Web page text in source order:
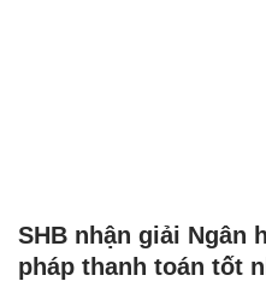
SHB nhận giải Ngân
pháp thanh toán tốt